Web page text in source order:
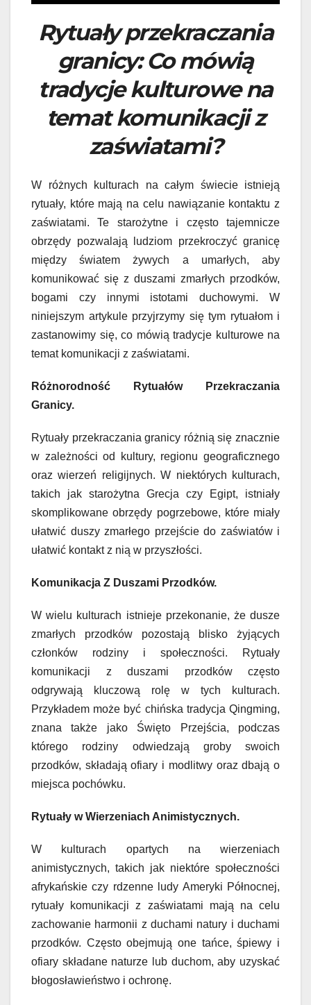
Rytuały przekraczania
granicy: Co mówią
tradycje kulturowe na
temat komunikacji z
zaświatami?
W różnych kulturach na całym świecie istnieją
rytuały, które mają na celu nawiązanie kontaktu z
zaświatami. Te starożytne i często tajemnicze
obrzędy pozwalają ludziom przekroczyć granicę
między światem żywych a umarłych, aby
komunikować się z duszami zmarłych przodków,
bogami czy innymi istotami duchowymi. W
niniejszym artykule przyjrzymy się tym rytuałom i
zastanowimy się, co mówią tradycje kulturowe na
temat komunikacji z zaświatami.
Różnorodność Rytuałów Przekraczania
Granicy.
Rytuały przekraczania granicy różnią się znacznie
w zależności od kultury, regionu geograficznego
oraz wierzeń religijnych. W niektórych kulturach,
takich jak starożytna Grecja czy Egipt, istniały
skomplikowane obrzędy pogrzebowe, które miały
ułatwić duszy zmarłego przejście do zaświatów i
ułatwić kontakt z nią w przyszłości.
Komunikacja Z Duszami Przodków.
W wielu kulturach istnieje przekonanie, że dusze
zmarłych przodków pozostają blisko żyjących
członków rodziny i społeczności. Rytuały
komunikacji z duszami przodków często
odgrywają kluczową rolę w tych kulturach.
Przykładem może być chińska tradycja Qingming,
znana także jako Święto Przejścia, podczas
którego rodziny odwiedzają groby swoich
przodków, składają ofiary i modlitwy oraz dbają o
miejsca pochówku.
Rytuały w Wierzeniach Animistycznych.
W kulturach opartych na wierzeniach
animistycznych, takich jak niektóre społeczności
afrykańskie czy rdzenne ludy Ameryki Północnej,
rytuały komunikacji z zaświatami mają na celu
zachowanie harmonii z duchami natury i duchami
przodków. Często obejmują one tańce, śpiewy i
ofiary składane naturze lub duchom, aby uzyskać
błogosławieństwo i ochronę.